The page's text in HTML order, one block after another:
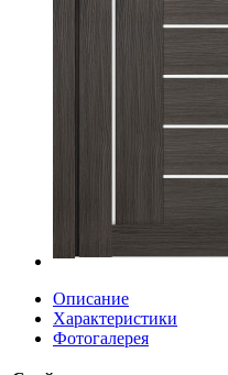
Описание
Характеристики
Фотогалерея